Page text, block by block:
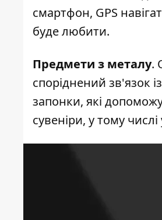
смартфон, GPS
буде любити.
Предмети з металу.
споріднений зв'язок
запонки, які
сувеніри, у тому